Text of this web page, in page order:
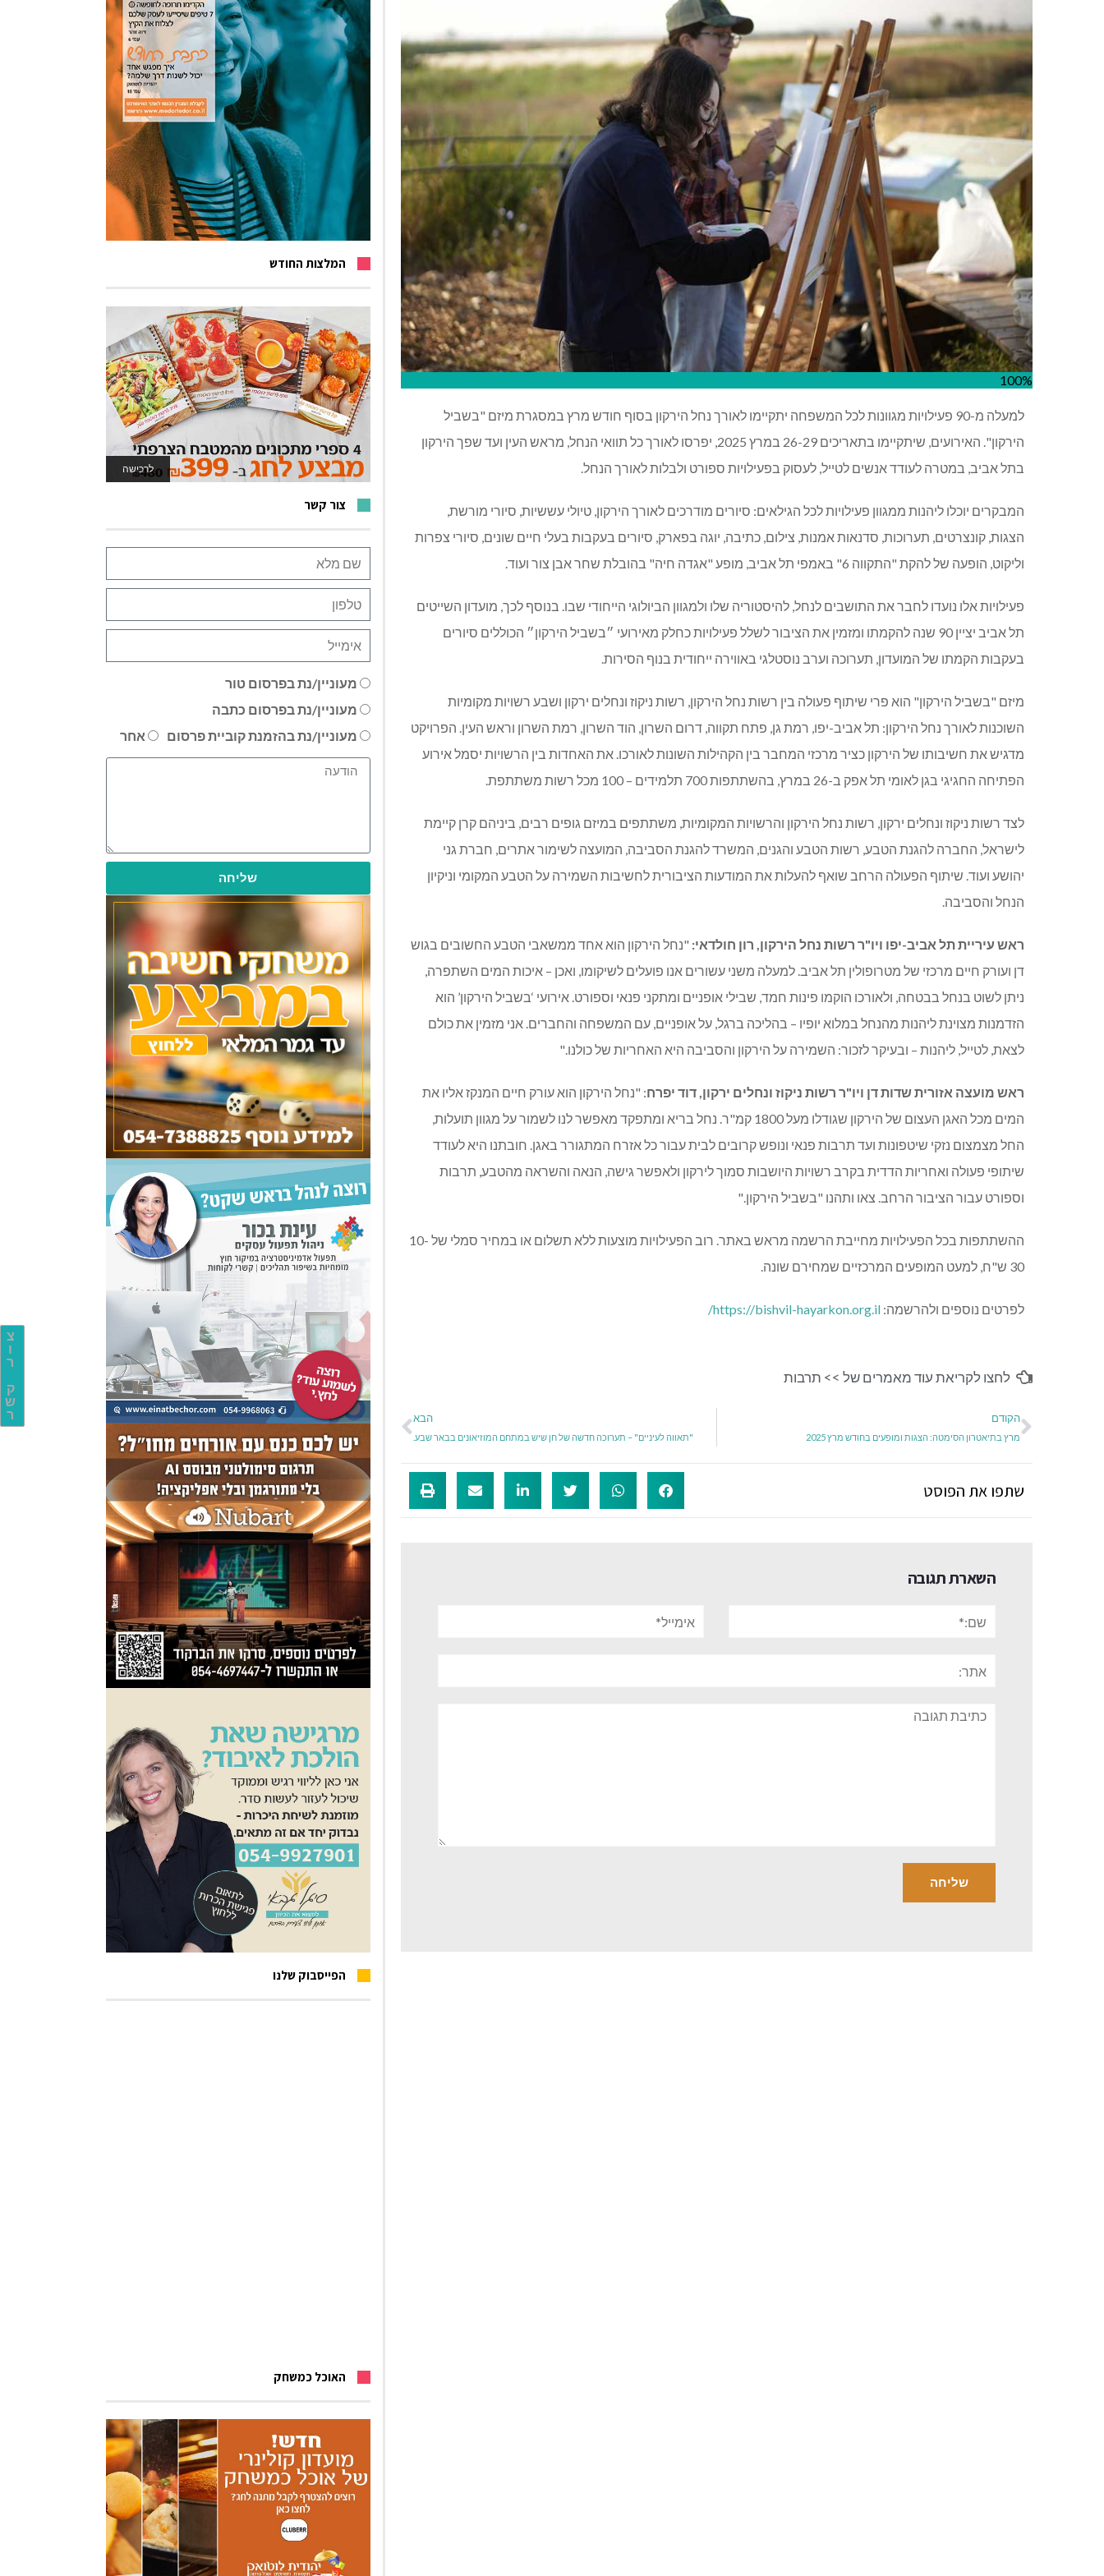
צ
ו
ר
ק
ש
ר
100%
למעלה מ-90 פעילויות מגוונות לכל המשפחה יתקיימו לאורך נחל הירקון בסוף חודש מרץ במסגרת מיזם "בשביל
הירקון". האירועים, שיתקיימו בתאריכים 26-29 במרץ 2025, יפרסו לאורך כל תוואי הנחל, מראש העין ועד שפך הירקון
בתל אביב, במטרה לעודד אנשים לטייל, לעסוק בפעילויות ספורט ולבלות לאורך הנחל.
המבקרים יוכלו ליהנות ממגוון פעילויות לכל הגילאים: סיורים מודרכים לאורך הירקון, טיולי עששיות, סיורי מורשת,
הצגות, קונצרטים, תערוכות, סדנאות אמנות, צילום, כתיבה, יוגה בפארק, סיורים בעקבות בעלי חיים שונים, סיורי צפרות
וליקוט, הופעה של להקת "התקווה 6" באמפי תל אביב, מופע "אגדה חיה" בהובלת שחר אבן צור ועוד.
פעילויות אלו נועדו לחבר את התושבים לנחל, להיסטוריה שלו ולמגוון הביולוגי הייחודי שבו. בנוסף לכך, מועדון השייטים
תל אביב יציין 90 שנה להקמתו ומזמין את הציבור לשלל פעילויות כחלק מאירועי ״בשביל הירקון״ הכוללים סיורים
בעקבות הקמתו של המועדון, תערוכה וערב נוסטלגי באווירה ייחודית בנוף הסירות.
מיזם "בשביל הירקון" הוא פרי שיתוף פעולה בין רשות נחל הירקון, רשות ניקוז ונחלים ירקון ושבע רשויות מקומיות
השוכנות לאורך נחל הירקון: תל אביב-יפו, רמת גן, פתח תקווה, דרום השרון, הוד השרון, רמת השרון וראש העין. הפרויקט
מדגיש את חשיבותו של הירקון כציר מרכזי המחבר בין הקהילות השונות לאורכו. את האחדות בין הרשויות יסמל אירוע
הפתיחה החגיגי בגן לאומי תל אפק ב-26 במרץ, בהשתתפות 700 תלמידים – 100 מכל רשות משתתפת
.
לצד רשות ניקוז ונחלים ירקון, רשות נחל הירקון והרשויות המקומיות, משתתפים במיזם גופים רבים, ביניהם קרן קיימת
לישראל, החברה להגנת הטבע, רשות הטבע והגנים, המשרד להגנת הסביבה, המועצה לשימור אתרים, חברת גני
יהושע ועוד. שיתוף הפעולה הרחב שואף להעלות את המודעות הציבורית לחשיבות השמירה על הטבע המקומי וניקיון
הנחל והסביבה.
ראש עיריית תל אביב-יפו ויו"ר רשות נחל הירקון, רון חולדאי: "נחל הירקון הוא אחד ממשאבי הטבע החשובים בגוש
דן ועורק חיים מרכזי של מטרופולין תל אביב. למעלה משני עשורים אנו פועלים לשיקומו, ואכן – איכות המים השתפרה,
ניתן לשוט בנחל בבטחה, ולאורכו הוקמו פינות חמד, שבילי אופניים ומתקני פנאי וספורט. אירועי ‘בשביל הירקון’ הוא
הזדמנות מצוינת ליהנות מהנחל במלוא יופיו – בהליכה ברגל, על אופניים, עם המשפחה והחברים. אני מזמין את כולם
לצאת, לטייל, ליהנות – ובעיקר לזכור: השמירה על הירקון והסביבה היא האחריות של כולנו."
ראש מועצה אזורית שדות דן ויו"ר רשות ניקוז ונחלים ירקון, דוד יפרח: "נחל הירקון הוא עורק חיים המנקז אליו את
המים מכל האגן העצום של הירקון שגודלו מעל1800 קמ"ר. נחל בריא ומתפקד מאפשר לנו לשמור על מגוון תועלות,
החל מצמצום נזקי שיטפונות ועד תרבות פנאי ונופש קרובים לבית עבור כל אזרח המתגורר באגן. חובתנו היא לעודד
שיתופי פעולה ואחריות הדדית בקרב רשויות היושבות סמוך לירקון ולאפשר גישה, הנאה והשראה מהטבע, תרבות
וספורט עבור הציבור הרחב. צאו ותהנו "בשביל הירקון."
ההשתתפות בכל הפעילויות מחייבת הרשמה מראש באתר. רוב הפעילויות מוצעות ללא תשלום או במחיר סמלי של 10-
30 ש"ח, למעט המופעים המרכזיים שמחירם שונה.
לפרטים נוספים ולהרשמה: https://bishvil-hayarkon.org.il
/
לחצו לקריאת עוד מאמרים של >> תרבות
הקודם
מרץ בתיאטרון הסימטה: הצגות ומופעים בחודש מרץ 2025
הבא
"תאווה לעיניים" – תערוכה חדשה של חן שיש במתחם המוזיאונים בבאר שבע.
שתפו את הפוסט
השארת תגובה
תגובה
המלצות החודש
לרכישה
לאתר המשחקים
צור קשר
מעוניין/נת בפרסום טור
מעוניין/נת בפרסום כתבה
מעוניין/נת בהזמנת קוביית פרסום
אחר
שליחה
הפייסבוק שלנו
האוכל כמשחק